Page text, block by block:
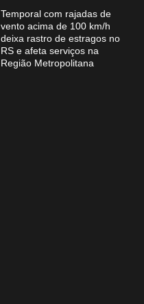
Temporal com rajadas de
vento acima de 100 km/h
deixa rastro de estragos no
RS e afeta serviços na
Região Metropolitana